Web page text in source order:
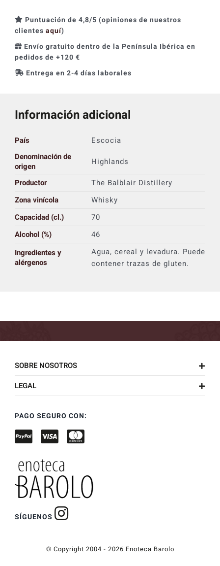
Puntuación de 4,8/5 (opiniones de nuestros
clientes aquí)
Envío gratuito dentro de la Península Ibérica en
pedidos de +120 €
Entrega en 2-4 días laborales
Información adicional
País
Escocia
Denominación de
origen
Highlands
Productor
The Balblair Distillery
Zona vinícola
Whisky
Capacidad (cl.)
70
Alcohol (%)
46
Ingredientes y
alérgenos
Agua, cereal y levadura. Puede
contener trazas de gluten.
SOBRE NOSOTROS
LEGAL
PAGO SEGURO CON:
SÍGUENOS
© Copyright 2004 - 2026 Enoteca Barolo